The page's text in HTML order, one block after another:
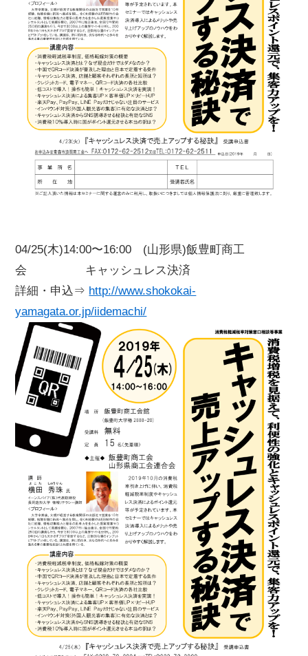
04/25(木)14:00〜16:00 (山形県)飯豊町商工
会 キャッシュレス決済
詳細・申込⇒ http://www.shokokai-
yamagata.or.jp/iidemachi/